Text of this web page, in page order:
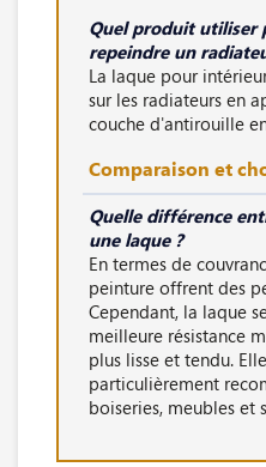
Quel produit utiliser
repeindre un
La laque pour
sur les radiateurs en
couche d'antirouille
Comparaison et
Quelle différence
une laque ?
En termes de
peinture offrent des
Cependant, la laque
meilleure résistance
plus lisse et tendu.
particulièrement
boiseries, meubles et